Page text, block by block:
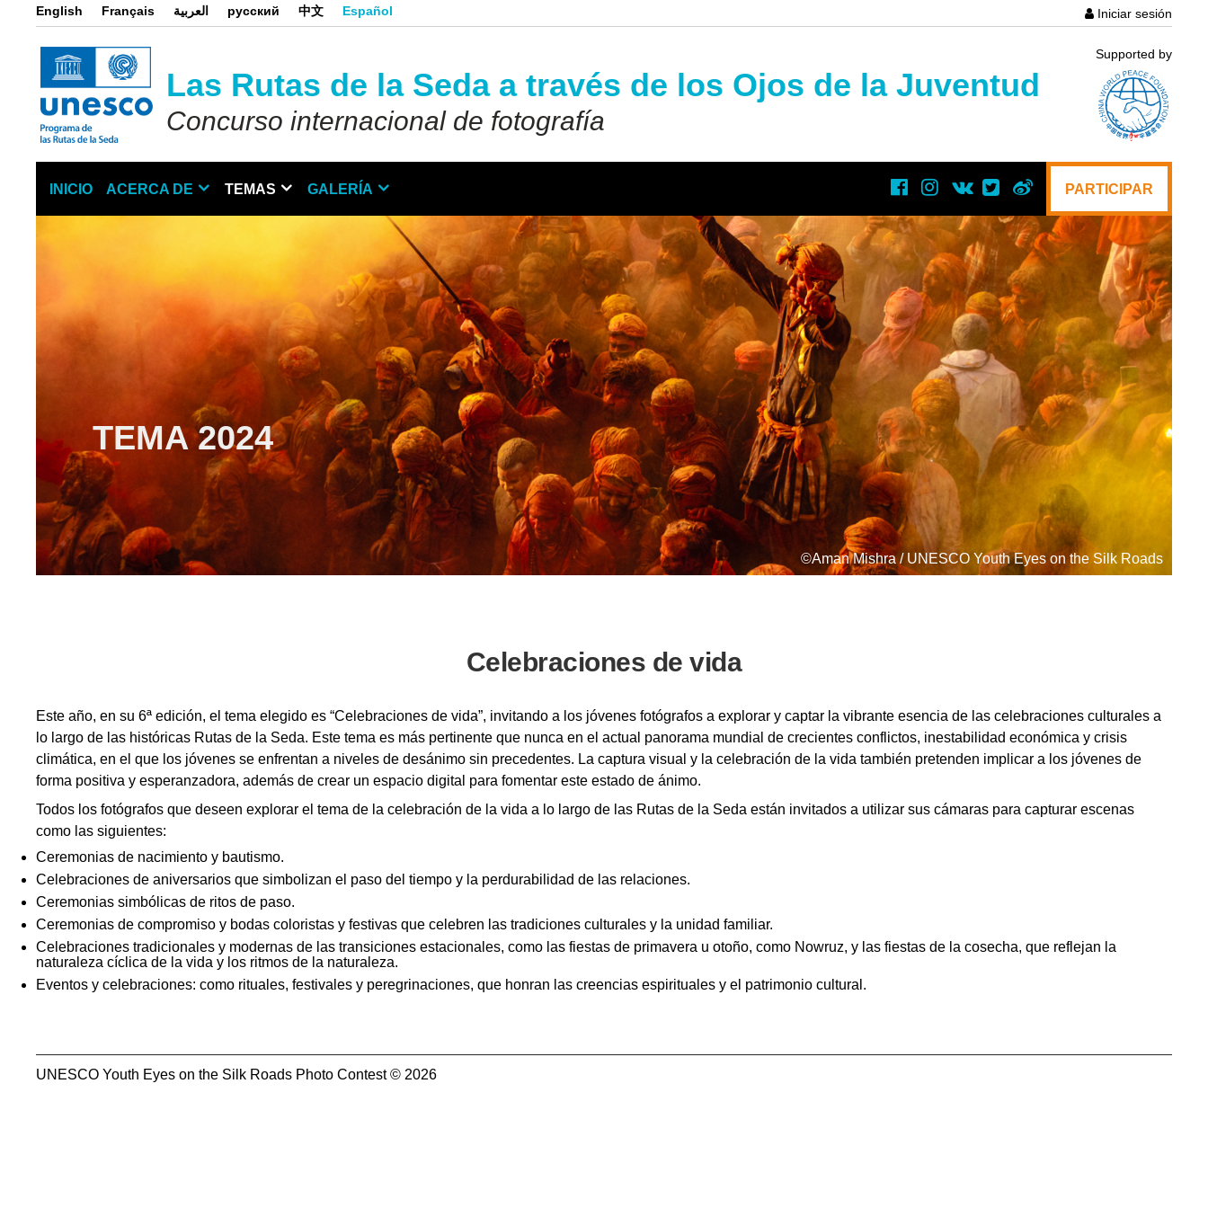
PasarEnglish Français العربية русский 中文 Español
User
account
menu
Iniciar sesión
Las Rutas de la Seda a través de los Ojos de la Juventud
Concurso internacional de fotografía
Supported by
Main
navigation
INICIO ACERCA DE TEMAS GALERÍA PARTICIPAR
TEMA 2024
©Aman Mishra / UNESCO Youth Eyes on the Silk Roads
Celebraciones de vida
Este año, en su 6ª edición, el tema elegido es “Celebraciones de vida”, invitando a los jóvenes fotógrafos a explorar y captar la vibrante esencia de las celebraciones culturales a
lo largo de las históricas Rutas de la Seda. Este tema es más pertinente que nunca en el actual panorama mundial de crecientes conflictos, inestabilidad económica y crisis
climática, en el que los jóvenes se enfrentan a niveles de desánimo sin precedentes. La captura visual y la celebración de la vida también pretenden implicar a los jóvenes de
forma positiva y esperanzadora, además de crear un espacio digital para fomentar este estado de ánimo.
Todos los fotógrafos que deseen explorar el tema de la celebración de la vida a lo largo de las Rutas de la Seda están invitados a utilizar sus cámaras para capturar escenas
como las siguientes:
Ceremonias de nacimiento y bautismo.
Celebraciones de aniversarios que simbolizan el paso del tiempo y la perdurabilidad de las relaciones.
Ceremonias simbólicas de ritos de paso.
Ceremonias de compromiso y bodas coloristas y festivas que celebren las tradiciones culturales y la unidad familiar.
Celebraciones tradicionales y modernas de las transiciones estacionales, como las fiestas de primavera u otoño, como Nowruz, y las fiestas de la cosecha, que reflejan la
naturaleza cíclica de la vida y los ritmos de la naturaleza.
Eventos y celebraciones: como rituales, festivales y peregrinaciones, que honran las creencias espirituales y el patrimonio cultural.
UNESCO Youth Eyes on the Silk Roads Photo Contest © 2026